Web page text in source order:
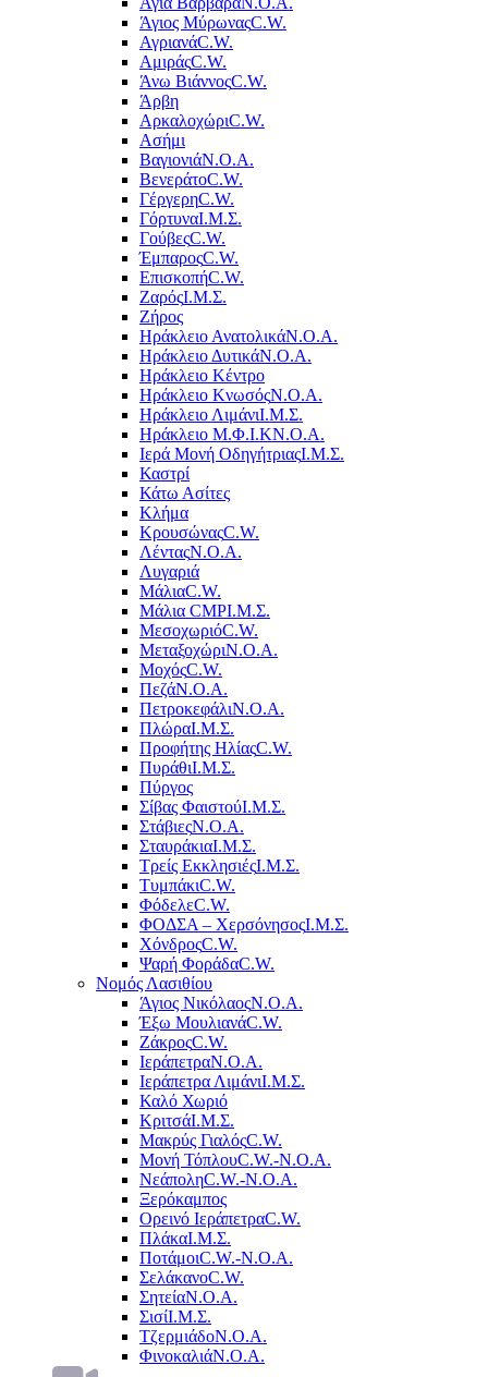
Άγιος ΜύρωναςC.W.
ΑγριανάC.W.
ΑμιράςC.W.
Άνω ΒιάννοςC.W.
Άρβη
ΑρκαλοχώριC.W.
Ασήμι
ΒαγιονιάΝ.Ο.Α.
ΒενεράτοC.W.
ΓέργερηC.W.
ΓόρτυναΙ.Μ.Σ.
ΓούβεςC.W.
ΈμπαροςC.W.
ΕπισκοπήC.W.
ΖαρόςΙ.Μ.Σ.
Ζήρος
Ηράκλειο ΑνατολικάΝ.Ο.Α.
Ηράκλειο ΔυτικάΝ.Ο.Α.
Ηράκλειο Κέντρο
Ηράκλειο ΚνωσόςΝ.Ο.Α.
Ηράκλειο ΛιμάνιΙ.Μ.Σ.
Ηράκλειο Μ.Φ.Ι.ΚΝ.Ο.Α.
Ιερά Μονή ΟδηγήτριαςΙ.Μ.Σ.
Καστρί
Κάτω Ασίτες
Κλήμα
ΚρουσώναςC.W.
ΛένταςΝ.Ο.Α.
Λυγαριά
ΜάλιαC.W.
Μάλια CMPΙ.Μ.Σ.
ΜεσοχωριόC.W.
ΜεταξοχώριΝ.Ο.Α.
ΜοχόςC.W.
ΠεζάΝ.Ο.Α.
ΠετροκεφάλιΝ.Ο.Α.
ΠλώραΙ.Μ.Σ.
Προφήτης ΗλίαςC.W.
ΠυράθιΙ.Μ.Σ.
Πύργος
Σίβας ΦαιστούΙ.Μ.Σ.
ΣτάβιεςΝ.Ο.Α.
ΣταυράκιαΙ.Μ.Σ.
Τρείς ΕκκλησιέςΙ.Μ.Σ.
ΤυμπάκιC.W.
ΦόδελεC.W.
ΦΟΔΣΑ – ΧερσόνησοςΙ.Μ.Σ.
ΧόνδροςC.W.
Ψαρή ΦοράδαC.W.
Νομός Λασιθίου
Άγιος ΝικόλαοςΝ.Ο.Α.
Έξω ΜουλιανάC.W.
ΖάκροςC.W.
ΙεράπετραΝ.Ο.Α.
Ιεράπετρα ΛιμάνιΙ.Μ.Σ.
Καλό Χωριό
ΚριτσάΙ.Μ.Σ.
Μακρύς ΓιαλόςC.W.
Μονή ΤόπλουC.W.-Ν.Ο.Α.
ΝεάποληC.W.-Ν.Ο.Α.
Ξερόκαμπος
Ορεινό ΙεράπετραC.W.
ΠλάκαΙ.Μ.Σ.
ΠοτάμοιC.W.-Ν.Ο.Α.
ΣελάκανοC.W.
ΣητείαΝ.Ο.Α.
ΣισίΙ.Μ.Σ.
ΤζερμιάδοΝ.Ο.Α.
ΦινοκαλιάΝ.Ο.Α.